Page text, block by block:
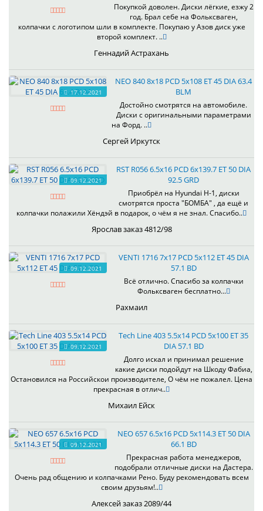
Покупкой доволен. Диски лёгкие, езжу 2
год. Брал себе на Фольксваген,
колпачки с логотипом шли в комплекте. Покупаю у Азов диск уже
второй комплект. ..
Геннадий Астрахань
17.12.2021
NEO 840 8x18 PCD 5x108 ET 45 DIA 63.4
BLM
Достойно смотрятся на автомобиле.
Диски с оригинальными параметрами
на Форд. ..
Сергей Иркутск
09.12.2021
RST R056 6.5x16 PCD 6x139.7 ET 50 DIA
92.5 GRD
Приобрёл на Hyundai H-1, диски
смотрятся проста "БОМБА" , да ещё и
колпачки полажили Хёндэй в подарок, о чём я не знал. Спасибо..
Ярослав заказ 4812/98
09.12.2021
VENTI 1716 7x17 PCD 5x112 ET 45 DIA
57.1 BD
Всё отлично. Спасибо за колпачки
Фольксваген бесплатно...
Рахмаил
09.12.2021
Tech Line 403 5.5x14 PCD 5x100 ET 35
DIA 57.1 BD
Долго искал и принимал решение
какие диски подойдут на Шкоду Фабиа,
Остановился на Российскои производителе, О чём не пожалел. Цена
прекрасная в отлич..
Михаил Ейск
09.12.2021
NEO 657 6.5x16 PCD 5x114.3 ET 50 DIA
66.1 BD
Прекрасная работа менеджеров,
подобрали отличные диски на Дастера.
Очень рад общению и колпачками Рено. Буду рекомендовать всем
своим друзьям!..
Алексей заказ 2089/44